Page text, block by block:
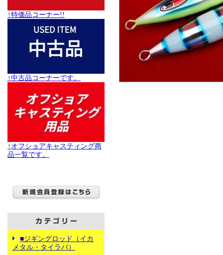
↑特価品コーナー!!
↑中古品コーナーです。
↑オフショアキャスティング商
品一覧です。
■ジギングロッド（イカ
メタル・タイラバ）